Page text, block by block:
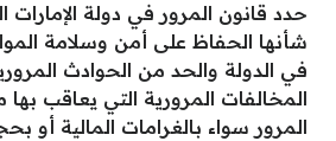
حدد قانون المرور في دولة الإمارات
شأنها الحفاظ على أمن وسلامة
في الدولة والحد من الحوادث
المخالفات المرورية التي يعاقب بها
المرور سواء بالغرامات المالية أو